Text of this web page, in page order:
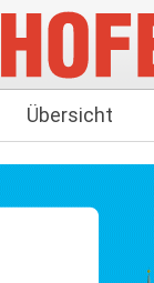
Übersicht